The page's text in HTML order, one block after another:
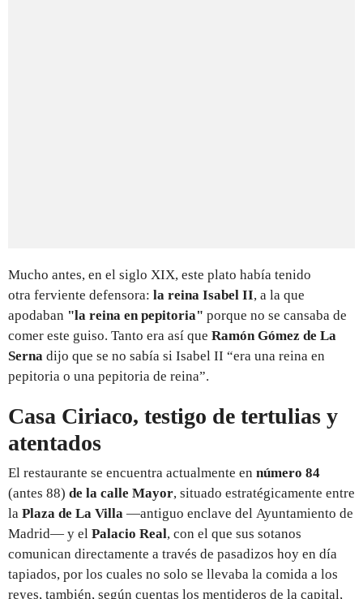
Mucho antes, en el siglo XIX, este plato había tenido
otra ferviente defensora: la reina Isabel II, a la que
apodaban "la reina en pepitoria" porque no se cansaba de
comer este guiso. Tanto era así que Ramón Gómez de La
Serna dijo que se no sabía si Isabel II “era una reina en
pepitoria o una pepitoria de reina”.
Casa Ciriaco, testigo de tertulias y
atentados
El restaurante se encuentra actualmente en número 84
(antes 88) de la calle Mayor, situado estratégicamente entre
la Plaza de La Villa —antiguo enclave del Ayuntamiento de
Madrid— y el Palacio Real, con el que sus sotanos
comunican directamente a través de pasadizos hoy en día
tapiados, por los cuales no solo se llevaba la comida a los
reyes, también, según cuentas los mentideros de la capital,